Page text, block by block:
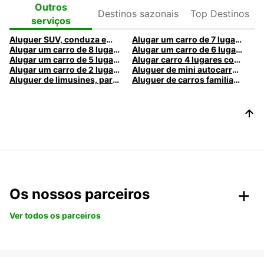
Outros
serviços
sazonais
Destinos
Aluguer SUV, conduza em grande estilo com a Europcar
Alugar um carro de 7 lugares com a Europcar
Alugar um carro de 8 lugares com a Europcar
Alugar um carro de 6 lugares com a Europcar
Alugar um carro de 5 lugares com a Europcar
Alugar carro 4 lugares com a Europcar
Alugar um carro de 2 lugares com a Europcar
Aluguer de mini autocarros com Europcar
Aluguer de limusines, para um evento extraordinário com Europcar
Aluguer de carros familiar com a Europcar
Os nossos parceiros
Ver todos os parceiros